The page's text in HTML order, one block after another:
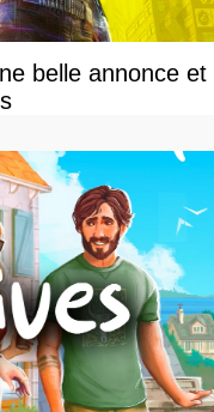
belle annonce et